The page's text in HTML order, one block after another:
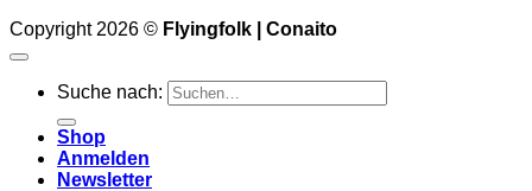
Copyright 2026 © Flyingfolk | Conaito
Suche nach:
Shop
Anmelden
Newsletter